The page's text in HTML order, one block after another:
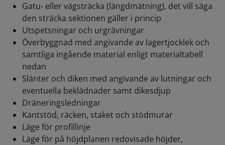
Gatu- eller vägsträcka (längdmätning), det vill säga
den sträcka sektionen gäller i princip
Utspetsningar och urgrävningar
Överbyggnad med angivande av lagertjocklek och
samtliga ingående material enligt materialtabell
nedan
Slänter och diken med angivande av lutningar och
eventuella beklädnader samt dikesdjup
Dräneringsledningar
Kantstöd, räcken, staket och stödmurar
Läge för profillinje
Läge för på höjdplanen redovisade höjder,